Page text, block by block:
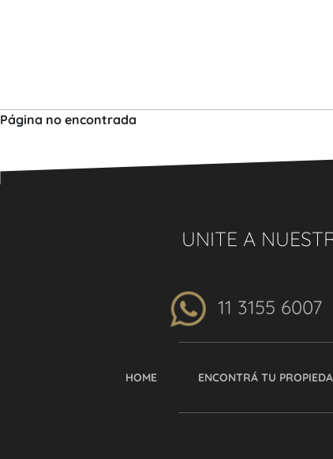
Página no encontrada
UNITE A
11 3155 6007
HOME ENCONTRÁ TU